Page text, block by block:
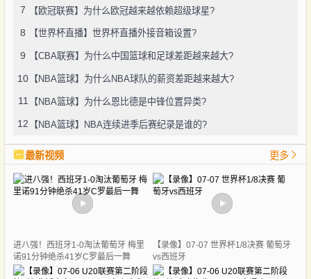
7 【欧冠联赛】为什么欧冠越来越依赖超级球星?
8 【世界杯直播】世界杯直播外接音箱设置?
9 【CBA联赛】为什么中国篮球和足球差距越来越大?
10 【NBA篮球】为什么NBA球队的薪资差距越来越大?
11 【NBA篮球】为什么恩比德是中锋位置异类?
12 【NBA篮球】NBA连续进季后赛纪录是谁的?
最新视频 更多
进八强！西班牙1-0淘汰葡萄牙 梅里
诺91分钟绝杀41岁C罗最后一舞
【录像】07-07 世界杯1/8决赛 葡萄牙
vs西班牙